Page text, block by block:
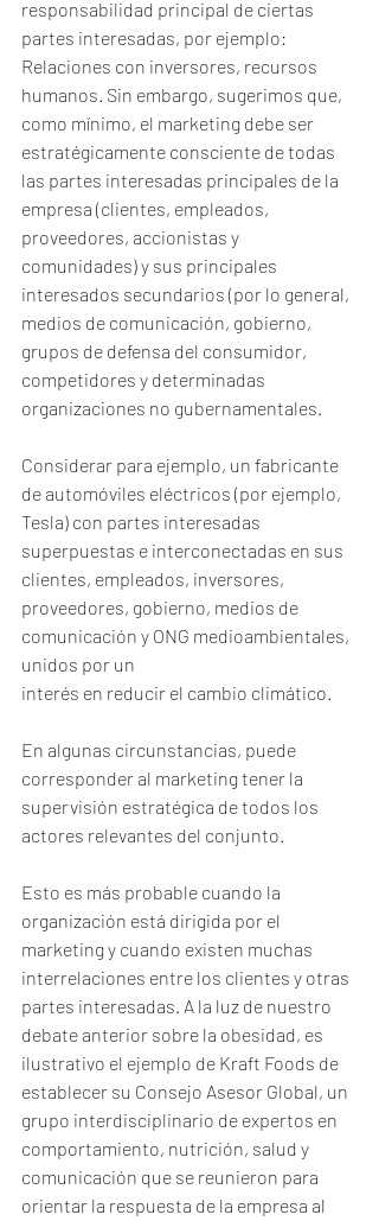
responsabilidad principal de ciertas
partes interesadas, por ejemplo:
Relaciones con inversores, recursos
humanos. Sin embargo, sugerimos que,
como mínimo, el marketing debe ser
estratégicamente consciente de todas
las partes interesadas principales de la
empresa (clientes, empleados,
proveedores, accionistas y
comunidades) y sus principales
interesados ​​secundarios (por lo general,
medios de comunicación, gobierno,
grupos de defensa del consumidor,
competidores y determinadas
organizaciones no gubernamentales.
Considerar para ejemplo, un fabricante
de automóviles eléctricos (por ejemplo,
Tesla) con partes interesadas
superpuestas e interconectadas en sus
clientes, empleados, inversores,
proveedores, gobierno, medios de
comunicación y ONG medioambientales,
unidos por un
interés en reducir el cambio climático.
En algunas circunstancias, puede
corresponder al marketing tener la
supervisión estratégica de todos los
actores relevantes del conjunto.
Esto es más probable cuando la
organización está dirigida por el
marketing y cuando existen muchas
interrelaciones entre los clientes y otras
partes interesadas. A la luz de nuestro
debate anterior sobre la obesidad, es
ilustrativo el ejemplo de Kraft Foods de
establecer su Consejo Asesor Global, un
grupo interdisciplinario de expertos en
comportamiento, nutrición, salud y
comunicación que se reunieron para
orientar la respuesta de la empresa al